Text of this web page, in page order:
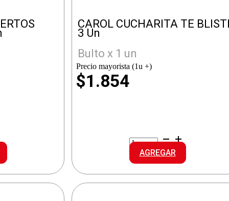
CAROL CUCHARITA TE
3 Un
Bulto x 1 un
Precio mayorista (1u +)
$1.854
CAROL
CUCHARITA
BLISTER
cantidad
AGREGAR